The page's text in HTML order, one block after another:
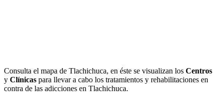
Consulta el mapa de Tlachichuca, en éste se visualizan los Centros
y Clínicas para llevar a cabo los tratamientos y rehabilitaciones en
contra de las adicciones en Tlachichuca.